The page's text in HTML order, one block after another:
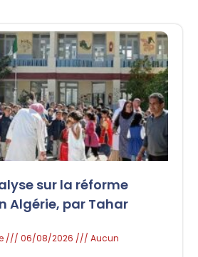
sur la réforme
Algérie, par Tahar
06/08/2026
Aucun